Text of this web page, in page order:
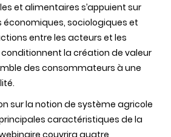
santé
»
et alimentaires s’appuient sur
sociologiques et
entre les acteurs et les
la création de valeur
des consommateurs à une
sur la notion de système agricole
caractéristiques de la
couvrira quatre